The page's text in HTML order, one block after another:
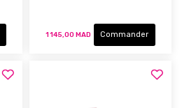
1 145,00 MAD Commander